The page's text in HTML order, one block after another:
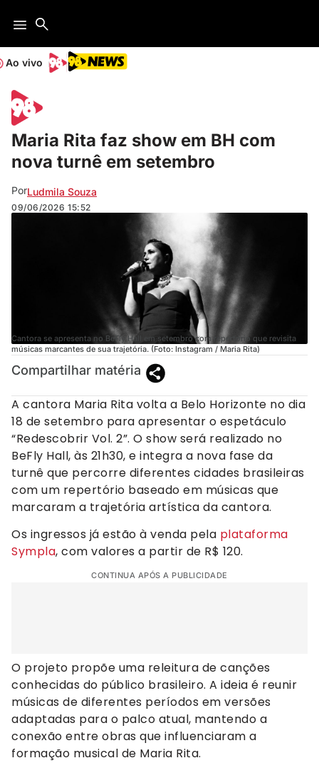
Ao vivo
Maria Rita faz show em BH com
nova turnê em setembro
PorLudmila Souza
09/06/2026 15:52
Cantora se apresenta no BeFly Hall em setembro com repertório que revisita
músicas marcantes de sua trajetória. (Foto: Instagram / Maria Rita)
Compartilhar matéria
A cantora Maria Rita volta a Belo Horizonte no dia
18 de setembro para apresentar o espetáculo
“Redescobrir Vol. 2”. O show será realizado no
BeFly Hall, às 21h30, e integra a nova fase da
turnê que percorre diferentes cidades brasileiras
com um repertório baseado em músicas que
marcaram a trajetória artística da cantora.
Os ingressos já estão à venda pela plataforma
Sympla, com valores a partir de R$ 120.
CONTINUA APÓS A PUBLICIDADE
O projeto propõe uma releitura de canções
conhecidas do público brasileiro. A ideia é reunir
músicas de diferentes períodos em versões
adaptadas para o palco atual, mantendo a
conexão entre obras que influenciaram a
formação musical de Maria Rita.